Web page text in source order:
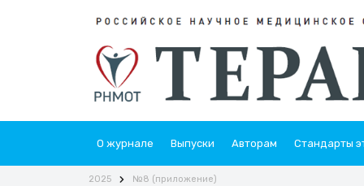
О журнале Выпуски Авторам Стандарты
2025 №8 (приложение)